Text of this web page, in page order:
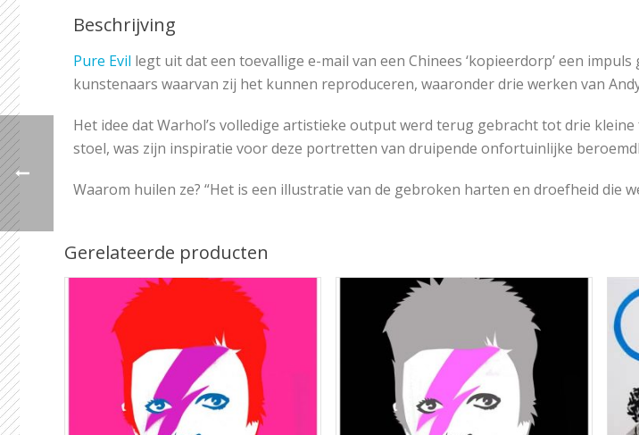
Beschrijving
Pure Evil legt uit dat een toevallige e-mail van een Chinees ‘kopieerdorp’ een
kunstenaars waarvan zij het kunnen reproduceren, waaronder drie werken van
Het idee dat Warhol’s volledige artistieke output werd terug gebracht tot drie kleine
stoel, was zijn inspiratie voor deze portretten van druipende onfortuinlijke
Waarom huilen ze? “Het is een illustratie van de gebroken harten en droefheid die
Gerelateerde producten